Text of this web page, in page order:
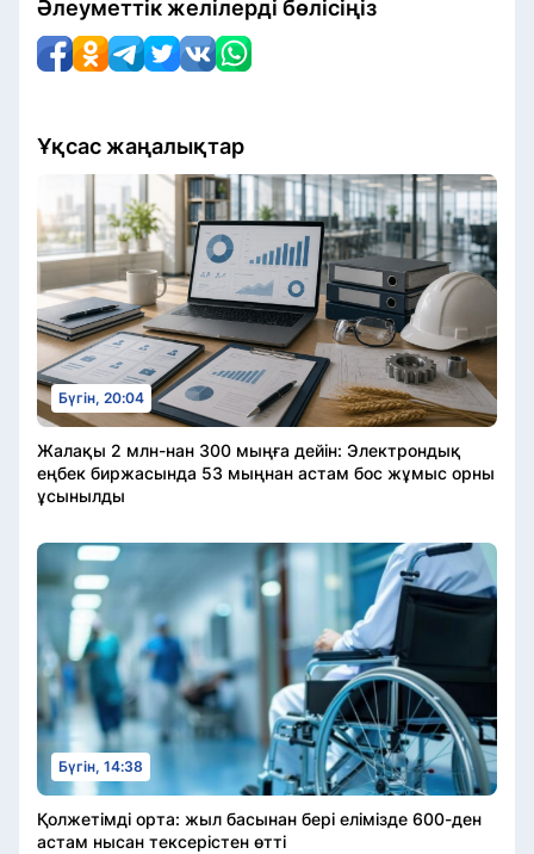
Әлеуметтік желілерді бөлісіңіз
Ұқсас жаңалықтар
Бүгін, 20:04
Жалақы 2 млн-нан 300 мыңға дейін: Электрондық
еңбек биржасында 53 мыңнан астам бос жұмыс орны
ұсынылды
Бүгін, 14:38
Қолжетімді орта: жыл басынан бері елімізде 600-ден
астам нысан тексерістен өтті